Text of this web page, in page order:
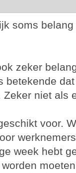
soms
zeker
betekende
niet als
voor.
week hebt